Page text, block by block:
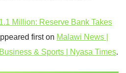
Million: Reserve Bank Takes
first on Malawi News |
& Sports | Nyasa Times.